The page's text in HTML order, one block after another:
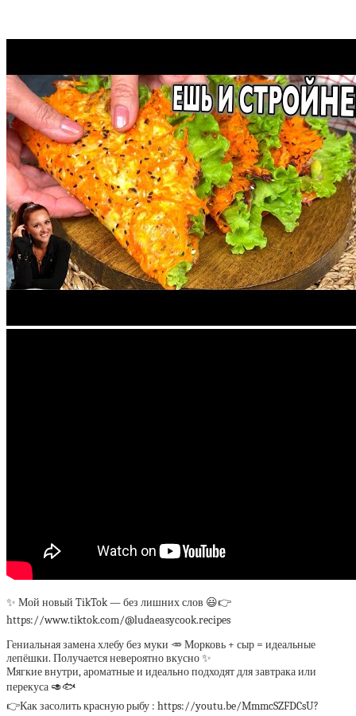
✨ Мой новый TikTok — без лишних слов 😃👉
https://www.tiktok.com/@ludaeasycook.recipes
Гениальная замена хлебу без муки 🥕 Морковь + сыр = идеальные
лепёшки. Получается невероятно вкусно ✨
Мягкие внутри, ароматные и идеально подходят для завтрака или
перекуса 🥑🐟
👉Как засолить красную рыбу : https://youtu.be/MmmcSZFDCsU?